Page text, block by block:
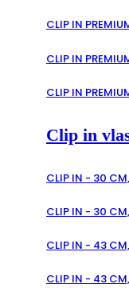
CLIP IN
CLIP IN
CLIP IN
Clip in
CLIP IN - 30
CLIP IN - 30
CLIP IN - 43
CLIP IN - 43